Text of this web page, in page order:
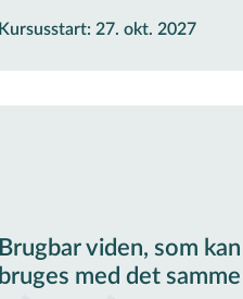
Kursusstart: 27. okt. 2027
Brugbar viden, som kan
bruges med det samme